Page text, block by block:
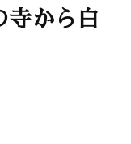
寺から白